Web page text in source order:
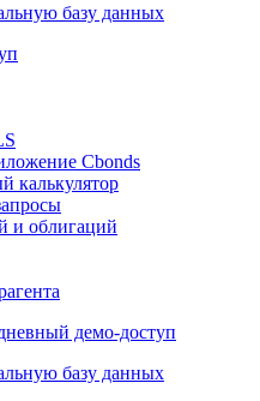
базу данных
Cbonds
калькулятор
и облигаций
демо-доступ
базу данных